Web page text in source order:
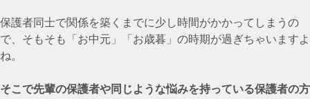
保護者同士で関係を築くまでに少し時間がかかってしまうの
で、そもそも「お中元」「お歳暮」の時期が過ぎちゃいますよ
ね。
そこで先輩の保護者や同じような悩みを持っている保護者の方